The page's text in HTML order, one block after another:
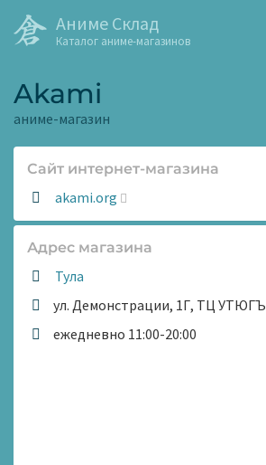
Аниме Склад
Каталог аниме-магазинов
Akami
аниме-магазин
Сайт интернет-магазина
Сайт:
akami.org
Адрес магазина
Тула
ул. Демонстрации, 1Г, ТЦ УТЮГЪ
Времяежедневно 11:00-20:00